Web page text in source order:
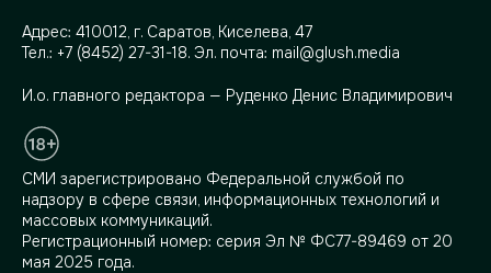
Адрес: 410012, г. Саратов, Киселева, 47
Тел.: +7 (8452) 27-31-18. Эл. почта: mail@glush.media
И.о. главного редактора — Руденко Денис Владимирович
СМИ зарегистрировано Федеральной службой по
надзору в сфере связи, информационных технологий и
массовых коммуникаций.
Регистрационный номер: серия Эл № ФС77-89469 от 20
мая 2025 года.